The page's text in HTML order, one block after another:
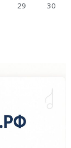
29
30